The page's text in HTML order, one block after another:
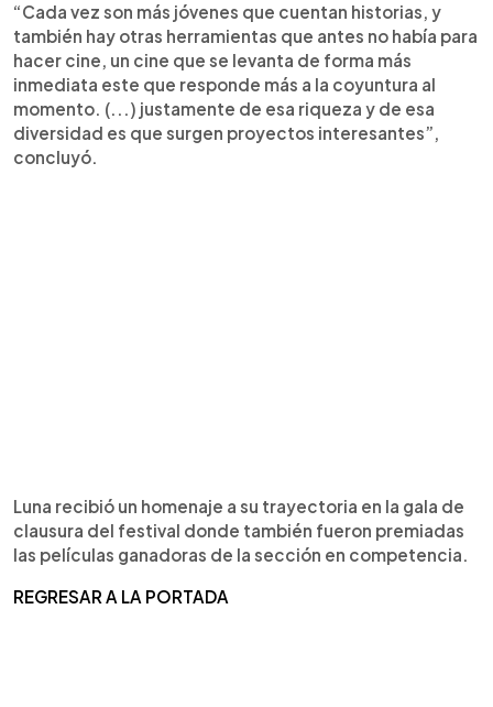
“Cada vez son más jóvenes que cuentan historias, y
también hay otras herramientas que antes no había para
hacer cine, un cine que se levanta de forma más
inmediata este que responde más a la coyuntura al
momento. (...) justamente de esa riqueza y de esa
diversidad es que surgen proyectos interesantes”,
concluyó.
Luna recibió un homenaje a su trayectoria en la gala de
clausura del festival donde también fueron premiadas
las películas ganadoras de la sección en competencia.
REGRESAR A LA PORTADA